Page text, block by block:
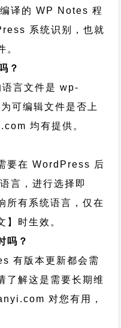
译的 WP Notes 程
系统识别，也就
。
？
言文件是 wp-
可编辑文件是否上
均有提供。
要在 WordPress 后
言，进行选择即
所有系统语言，仅在
】时生效。
吗？
有版本更新都会需
了解这是需要长期维
对您有用，